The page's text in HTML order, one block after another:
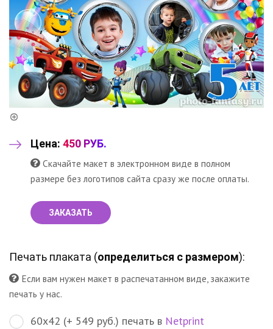
Цена: 450 РУБ.
Скачайте макет в электронном виде в полном
размере без логотипов сайта сразу же после оплаты.
ЗАКАЗАТЬ
Печать плаката (определиться с размером):
Если вам нужен макет в распечатанном виде, закажите
печать у нас.
60х42 (+ 549 руб.) печать в Netprint